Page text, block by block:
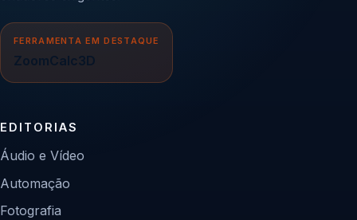
FERRAMENTA EM DESTAQUE
ZoomCalc3D
EDITORIAS
Áudio e Vídeo
Automação
Fotografia